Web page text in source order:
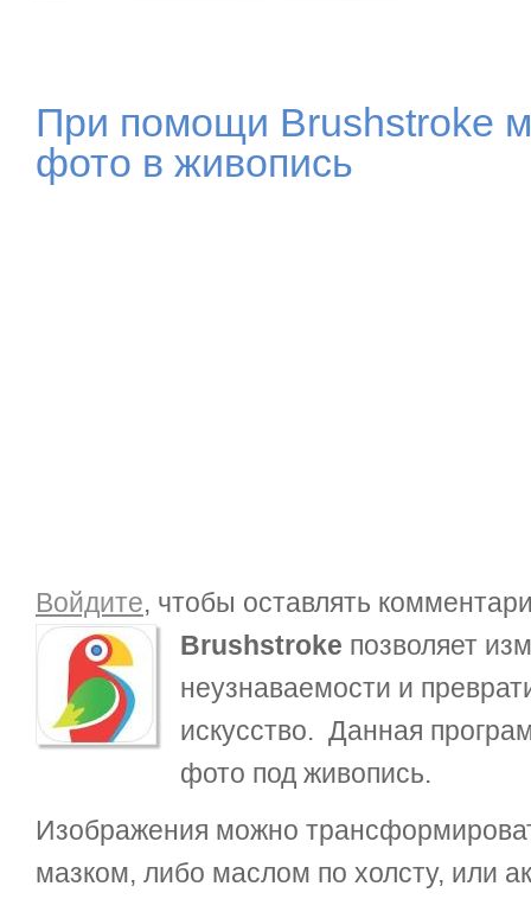
При помощи Brushstroke
фото в живопись
Войдите, чтобы оставлять
Brushstroke позволяет
неузнаваемости и
искусство. Данная
фото под живопись.
Изображения можно
мазком, либо маслом по холсту, или